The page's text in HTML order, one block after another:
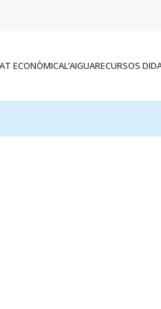
ECONÒMICAL’AIGUARECURSOS